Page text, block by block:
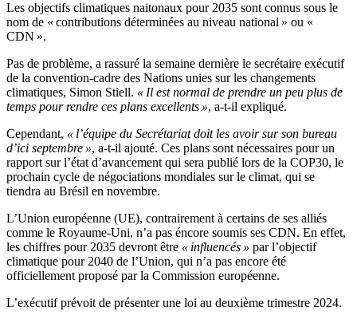
Les objectifs climatiques naitonaux pour 2035 sont connus sous le
nom de « contributions déterminées au niveau national » ou «
CDN ».
Pas de problème, a rassuré la semaine dernière le secrétaire exécutif
de la convention-cadre des Nations unies sur les changements
climatiques, Simon Stiell. « Il est normal de prendre un peu plus de
temps pour rendre ces plans excellents », a-t-il expliqué.
Cependant, « l’équipe du Secrétariat doit les avoir sur son bureau
d’ici septembre », a-t-il ajouté. Ces plans sont nécessaires pour un
rapport sur l’état d’avancement qui sera publié lors de la COP30, le
prochain cycle de négociations mondiales sur le climat, qui se
tiendra au Brésil en novembre.
L’Union européenne (UE), contrairement à certains de ses alliés
comme le Royaume-Uni, n’a pas éncore soumis ses CDN. En effet,
les chiffres pour 2035 devront être « influencés » par l’objectif
climatique pour 2040 de l’Union, qui n’a pas encore été
officiellement proposé par la Commission européenne.
L’exécutif prévoit de présenter une loi au deuxième trimestre 2024.